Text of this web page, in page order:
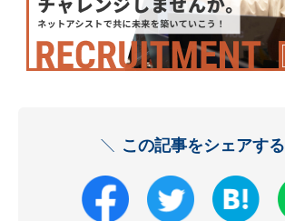
この記事をシェアする